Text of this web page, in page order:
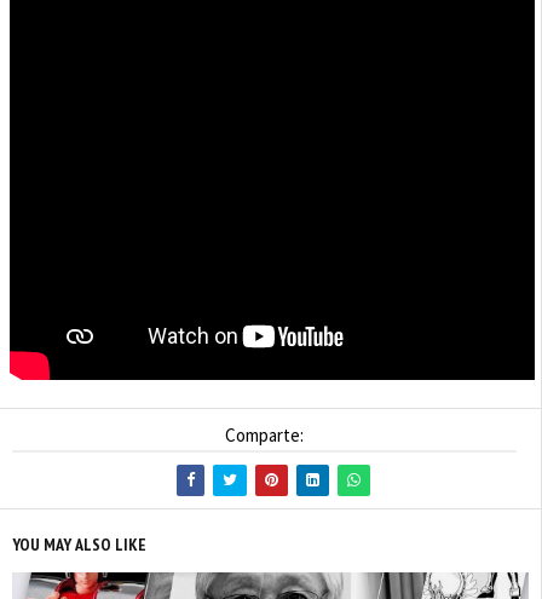
Comparte:
YOU MAY ALSO LIKE